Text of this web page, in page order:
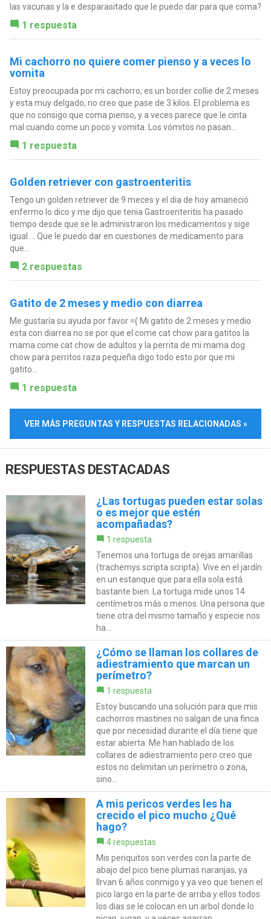
las vacunas y la e desparasitado que le puedo dar para que coma?
1 respuesta
Mi cachorro no quiere comer pienso y a veces lo
vomita
Estoy preocupada por mi cachorro, es un border collie de 2 meses
y esta muy delgado, no creo que pase de 3 kilos. El problema es
que no consigo que coma pienso, y a veces parece que le cinta
mal cuando come un poco y vomita. Los vómitos no pasan...
1 respuesta
Golden retriever con gastroenteritis
Tengo un golden retriever de 9 meces y el dia de hoy amaneció
enfermo lo dico y me dijo que tenia Gastroenteritis ha pasado
tiempo desde que se le administraron los medicamentos y sige
igual ... Que le puedo dar en cuestiones de medicamento para
que...
2 respuestas
Gatito de 2 meses y medio con diarrea
Me gustaría su ayuda por favor =( Mi gatito de 2 meses y medio
esta con diarrea no se por que el come cat chow para gatitos la
mama come cat chow de adultos y la perrita de mi mama dog
chow para perritos raza pequeña digo todo esto por que mi
gatito...
1 respuesta
VER MÁS PREGUNTAS Y RESPUESTAS RELACIONADAS »
RESPUESTAS DESTACADAS
¿Las tortugas pueden estar solas
o es mejor que estén
acompañadas?
1 respuesta
Tenemos una tortuga de orejas amarillas
(trachemys scripta scripta). Vive en el jardín
en un estanque que para ella sola está
bastante bien. La tortuga mide unos 14
centímetros más o menos. Una persona que
tiene otra del mismo tamaño y especie nos
ha...
¿Cómo se llaman los collares de
adiestramiento que marcan un
perímetro?
1 respuesta
Estoy buscando una solución para que mis
cachorros mastines no salgan de una finca
que por necesidad durante el día tiene que
estar abierta. Me han hablado de los
collares de adiestramiento pero creo que
estos no delimitan un perímetro o zona,
sino...
A mis pericos verdes les ha
crecido el pico mucho ¿Qué
hago?
4 respuestas
Mis periquitos son verdes con la parte de
abajo del pico tiene plumas naranjas, ya
llrvan 6 años conmigo y ya veo que tienen el
pico largo en la parte de arriba y ellos todos
los dias se le colocan en un arbol donde lo